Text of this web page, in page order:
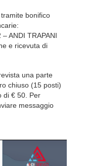
bonifico
ANDI TRAPANI
e ricevuta di
una parte
chiuso (15 posti)
di € 50. Per
messaggio